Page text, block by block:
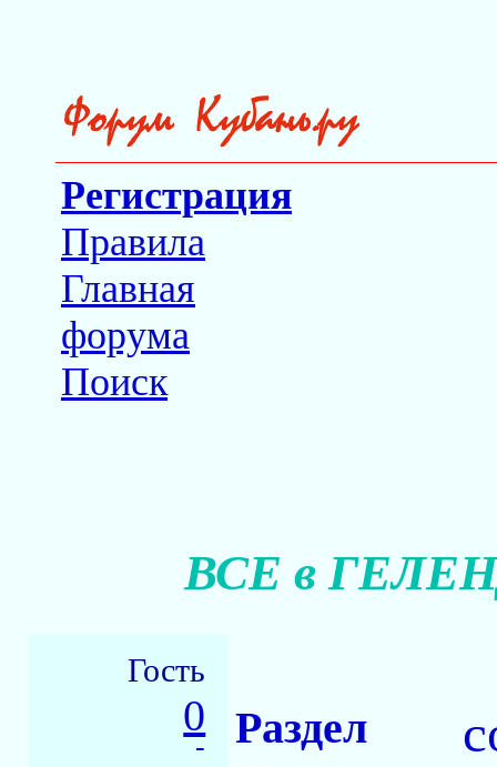
Регистрация
Правила
Главная
форума
Поиск
ВСЕ в
Гость
0
- Раздел